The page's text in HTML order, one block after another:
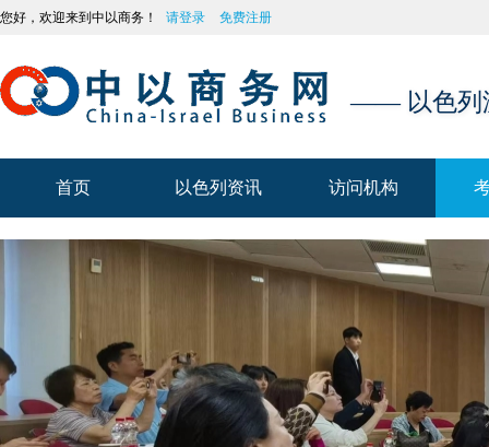
您好，欢迎来到中以商务！ 请登录 免费注册
—— 以色列
首页 以色列资讯
以色列资讯
访问机构
访问机构